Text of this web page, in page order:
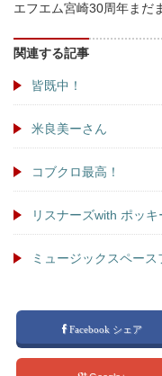
エフエム宮崎30周年まだ
関連する記事
皆既中！
米良美ーさん
コブクロ最高！
リスナーズwith ポッキ
ミュージックスペース
Facebook シェア